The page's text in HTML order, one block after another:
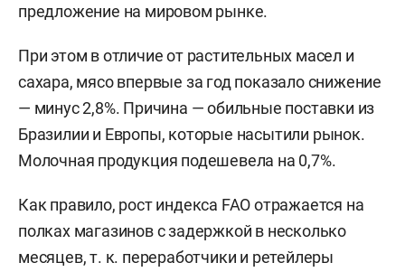
предложение на мировом рынке.
При этом в отличие от растительных масел и
сахара, мясо впервые за год показало снижение
— минус 2,8%. Причина — обильные поставки из
Бразилии и Европы, которые насытили рынок.
Молочная продукция подешевела на 0,7%.
Как правило, рост индекса FAO отражается на
полках магазинов с задержкой в несколько
месяцев, т. к. переработчики и ретейлеры